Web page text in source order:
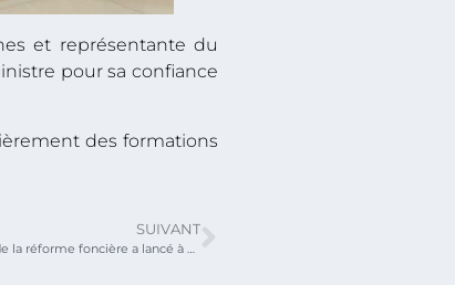
et représentante du
pour sa confiance
des formations
SUIVANT
Le ministère de l’urbanisme, de l’habitat et de la réforme foncière a lancé à Blitta l’élaboration des outils de planification urbaine de treize (13) communes et validé le guide d’élaboration et d’implantation des documents d’urbanisme